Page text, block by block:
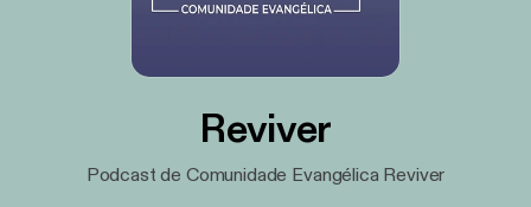
Reviver
Podcast de Comunidade Evangélica Reviver